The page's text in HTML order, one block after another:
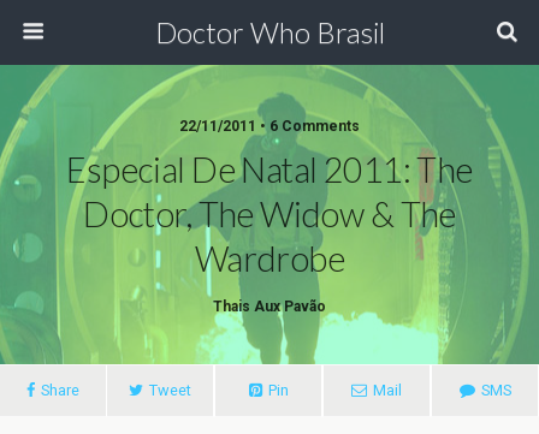
Doctor Who Brasil
22/11/2011 • 6 Comments
Especial De Natal 2011: The
Doctor, The Widow & The
Wardrobe
Thais Aux Pavão
Share Tweet Pin Mail SMS